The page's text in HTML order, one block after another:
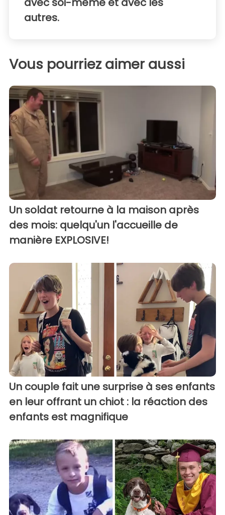
autres.
Vous pourriez aimer aussi
Un soldat retourne à la maison après
des mois: quelqu'un l'accueille de
manière EXPLOSIVE!
Un couple fait une surprise à ses enfants
en leur offrant un chiot : la réaction des
enfants est magnifique